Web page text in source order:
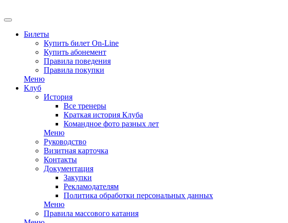
Билеты
Купить билет On-Line
Купить абонемент
Правила поведения
Правила покупки
Меню
Клуб
История
Все тренеры
Краткая история Клуба
Командное фото разных лет
Меню
Руководство
Визитная карточка
Контакты
Документация
Закупки
Рекламодателям
Политика обработки персональных данных
Меню
Правила массового катания